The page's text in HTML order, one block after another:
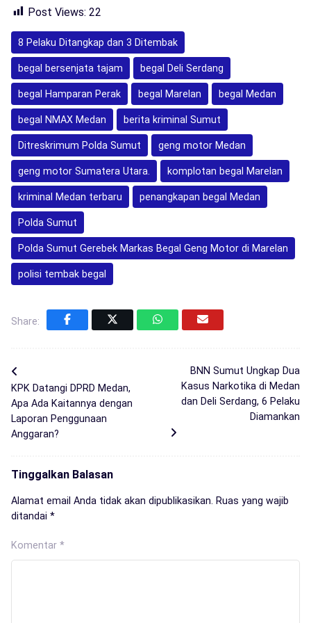
Post Views: 22
8 Pelaku Ditangkap dan 3 Ditembak
begal bersenjata tajam begal Deli Serdang
begal Hamparan Perak begal Marelan begal Medan
begal NMAX Medan berita kriminal Sumut
Ditreskrimum Polda Sumut geng motor Medan
geng motor Sumatera Utara. komplotan begal Marelan
kriminal Medan terbaru penangkapan begal Medan
Polda Sumut
Polda Sumut Gerebek Markas Begal Geng Motor di Marelan
polisi tembak begal
Share:
KPK Datangi DPRD Medan,
Apa Ada Kaitannya dengan
Laporan Penggunaan
Anggaran?
BNN Sumut Ungkap Dua
Kasus Narkotika di Medan
dan Deli Serdang, 6 Pelaku
Diamankan
Tinggalkan Balasan
Alamat email Anda tidak akan dipublikasikan. Ruas yang wajib
ditandai *
Komentar *